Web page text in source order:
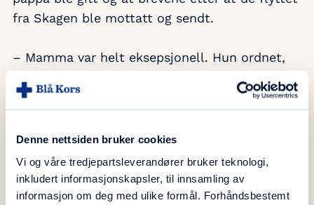
Denne nettsiden bruker cookies
Vi og våre tredjepartsleverandører bruker teknologi,
inkludert informasjonskapsler, til innsamling av
informasjon om deg med ulike formål. Forhåndsbestemt
fra Skagen ble mottatt og sendt.
– Mamma var helt eksepsjonell. Hun ordnet,
fikset og styret, og var alltid ved min side.
Som barn så jeg det ikke like tydelig, som jeg
Til tross for at hun syntes det var vanskelig at
hun hadde mindre og mindre kontakt med
pappaen sin – tror hun at fraværet også gjorde